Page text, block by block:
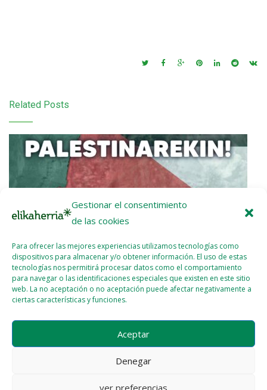
Gestionar el consentimiento
de las cookies
Para ofrecer las mejores experiencias utilizamos tecnologías como
dispositivos para almacenar y/o obtener información. El uso de estas
tecnologías nos permitirá procesar datos como el comportamiento
para navegar o las identificaciones especiales que existen en este sitio
web. La no aceptación o no aceptación puede afectar negativamente a
ciertas características y funciones.
Aceptar
Denegar
ver preferencias
Related Posts
Paro general a favor de Palestina el 15 de octubre
WEBMASTER